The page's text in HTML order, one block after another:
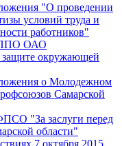
"О проведении
условий труда и
работников"
ППО ОАО
окружающей
о Молодежном
Самарской
"За заслуги перед
области"
7 октября 2015